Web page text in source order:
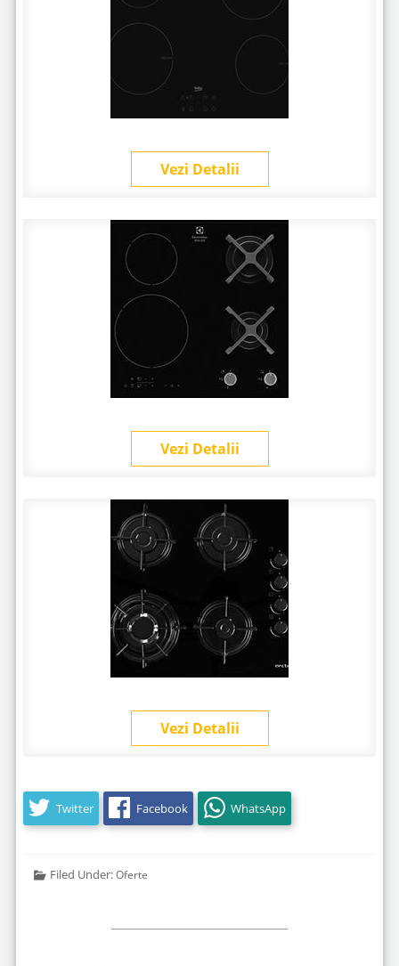
Vezi Detalii
Vezi Detalii
Vezi Detalii
Twitter Facebook WhatsApp
Filed Under:Oferte